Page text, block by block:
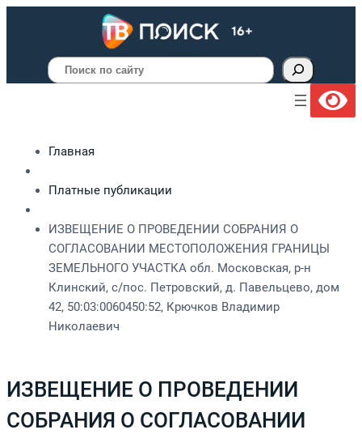
Поиск
Главная
Платные публикации
ИЗВЕЩЕНИЕ О ПРОВЕДЕНИИ СОБРАНИЯ О
СОГЛАСОВАНИИ МЕСТОПОЛОЖЕНИЯ ГРАНИЦЫ
ЗЕМЕЛЬНОГО УЧАСТКА обл. Московская, р-н
Клинский, с/пос. Петровский, д. Павельцево, дом
42, 50:03:0060450:52, Крючков Владимир
Николаевич
ИЗВЕЩЕНИЕ О ПРОВЕДЕНИИ
СОБРАНИЯ О СОГЛАСОВАНИИ